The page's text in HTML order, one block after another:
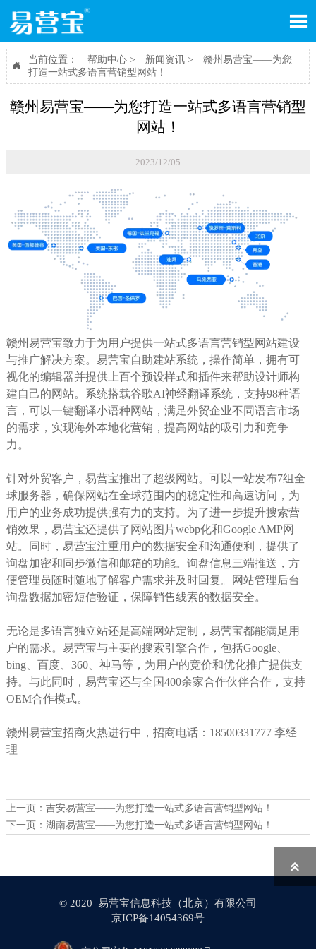


当前位置： 帮助中心> 新闻资讯>
赣州易营宝——为您
打造一站式多语言营销型网站！
赣州易营宝——为您打造一站式多语言营销型
网站！
2023/12/05
赣州易营宝致力于为用户提供一站式多语言营销型网站建设
与推广解决方案。易营宝自助建站系统，操作简单，拥有可
视化的编辑器并提供上百个预设样式和插件来帮助设计师构
建自己的网站。系统搭载谷歌AI神经翻译系统，支持98种语
言，可以一键翻译小语种网站，满足外贸企业不同语言市场
的需求，实现海外本地化营销，提高网站的吸引力和竞争
力。
针对外贸客户，易营宝推出了超级网站。可以一站发布7组全
球服务器，确保网站在全球范围内的稳定性和高速访问，为
用户的业务成功提供强有力的支持。为了进一步提升搜索营
销效果，易营宝还提供了网站图片webp化和Google AMP网
站。同时，易营宝注重用户的数据安全和沟通便利，提供了
询盘加密和同步微信和邮箱的功能。询盘信息三端推送，方
便管理员随时随地了解客户需求并及时回复。网站管理后台
询盘数据加密短信验证，保障销售线索的数据安全。
无论是多语言独立站还是高端网站定制，易营宝都能满足用
户的需求。易营宝与主要的搜索引擎合作，包括Google、
bing、百度、360、神马等，为用户的竞价和优化推广提供支
持。与此同时，易营宝还与全国400余家合作伙伴合作，支持
OEM合作模式。
赣州易营宝招商火热进行中，招商电话：18500331777 李经
理
上一页： 吉安易营宝——为您打造一站式多语言营销型网站！
下一页： 湖南易营宝——为您打造一站式多语言营销型网站！
© 2020 易营宝信息科技（北京）有限公司
京ICP备14054369号
